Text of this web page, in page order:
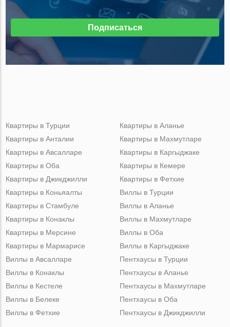
Подписаться
Квартиры в Турции
Квартиры в Анталии
Квартиры в Авсалларе
Квартиры в Оба
Квартиры в Джикджилли
Квартиры в Аланье
Квартиры в Махмутларе
Квартиры в Каргыджаке
Квартиры в Кемере
Квартиры в Фетхие
Квартиры в Коньяалты
Квартиры в Стамбуле
Квартиры в Конаклы
Квартиры в Мерсине
Квартиры в Мармарисе
Виллы в Турции
Виллы в Аланье
Виллы в Махмутларе
Виллы в Оба
Виллы в Каргыджаке
Виллы в Авсалларе
Виллы в Конаклы
Виллы в Кестеле
Виллы в Белеке
Виллы в Фетхие
Пентхаусы в Турции
Пентхаусы в Аланье
Пентхаусы в Махмутларе
Пентхаусы в Оба
Пентхаусы в Джикджилли